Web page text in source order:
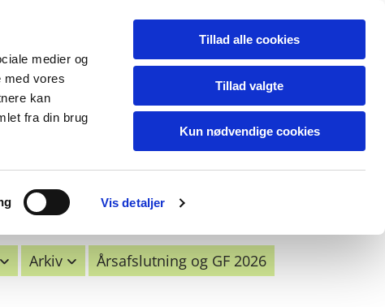
medier og
med vores
kan
fra din brug
Vis detaljer
Tillad alle cookies
Tillad valgte
Kun nødvendige cookies
Arkiv Årsafslutning og GF 2026